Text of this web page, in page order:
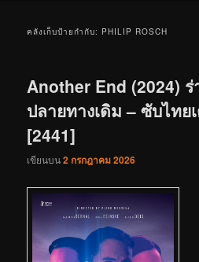
คลังเก็บป้ายกำกับ: PHILIP ROSCH
Another End (2024) ร่
ปลายทางเดิม – ซับไทย
[2441]
เขียนบน2 กรกฎาคม 2026